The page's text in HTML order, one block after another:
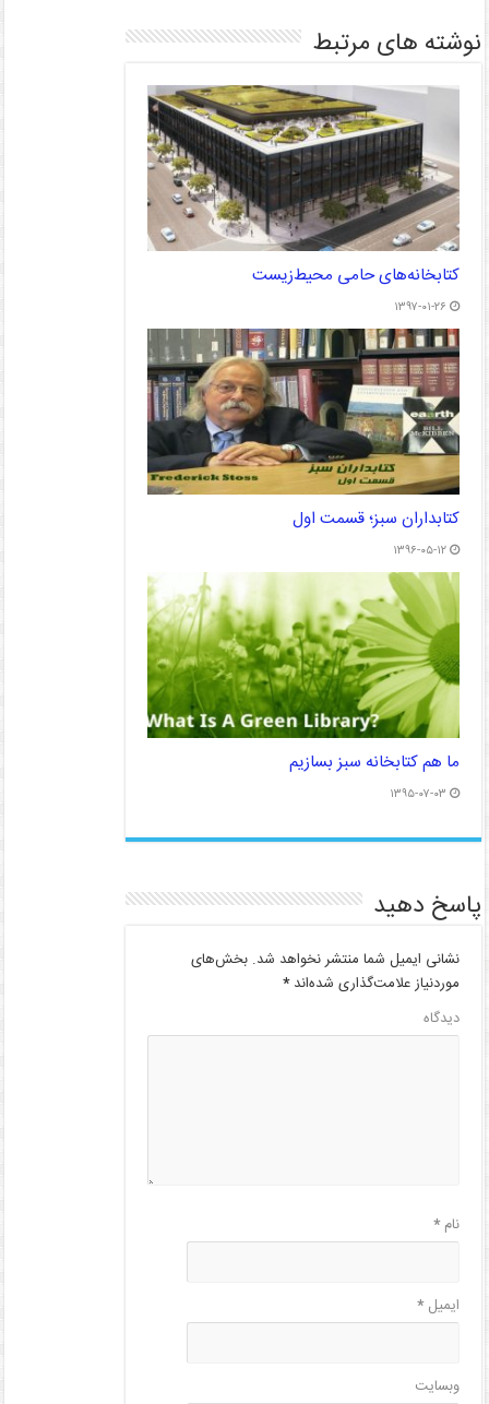
نوشته های مرتبط
کتابخانه‌های حامی محیط‌زیست
۱۳۹۷-۰۱-۲۶
کتابداران سبز؛ قسمت اول
۱۳۹۶-۰۵-۱۲
ما هم کتابخانه سبز بسازیم
۱۳۹۵-۰۷-۰۳
پاسخ دهید
نشانی ایمیل شما منتشر نخواهد شد. بخش‌های
موردنیاز علامت‌گذاری شده‌اند*
دیدگاه
نام*
ایمیل*
وبسایت